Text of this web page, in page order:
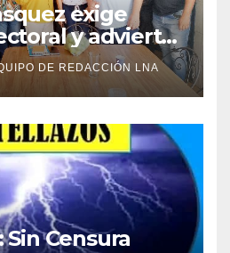
exige
y advierte:
en la calle no
DE REDACCIÓN LNA
Censura